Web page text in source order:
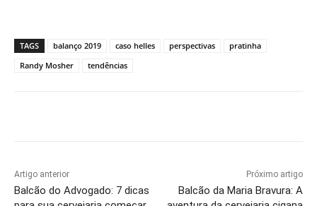
TAGS balanço 2019 caso helles perspectivas
pratinha
Randy Mosher
tendências
Artigo anterior
Balcão do Advogado: 7 dicas
Próximo artigo
Balcão da Maria Bravura: A